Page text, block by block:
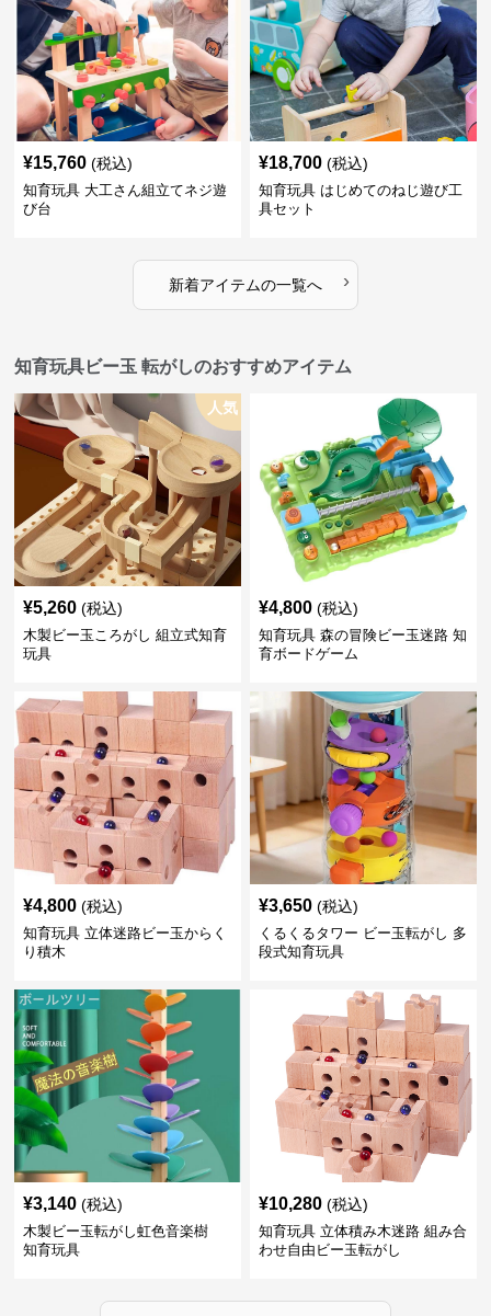
¥15,760 (税込)
知育玩具 大工さん組立てネジ遊
び台
¥18,700 (税込)
知育玩具 はじめてのねじ遊び工
具セット
新着アイテムの一覧へ ›
知育玩具ビー玉 転がしのおすすめアイテム
人気
¥5,260 (税込)
木製ビー玉ころがし 組立式知育
玩具
¥4,800 (税込)
知育玩具 森の冒険ビー玉迷路 知
育ボードゲーム
¥4,800 (税込)
知育玩具 立体迷路ビー玉からく
り積木
¥3,650 (税込)
くるくるタワー ビー玉転がし 多
段式知育玩具
¥3,140 (税込)
木製ビー玉転がし虹色音楽樹
知育玩具
¥10,280 (税込)
知育玩具 立体積み木迷路 組み合
わせ自由ビー玉転がし